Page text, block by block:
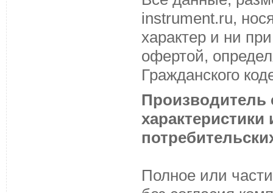
instrument.ru,
характер и ни
офертой,
Гражданского
Производитель
Полное или